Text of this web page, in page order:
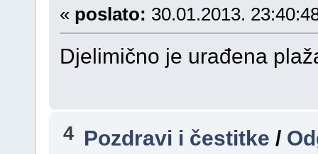
« poslato: 30.01.2013.
Djelimično je urađena
4 Pozdravi i čestitke /